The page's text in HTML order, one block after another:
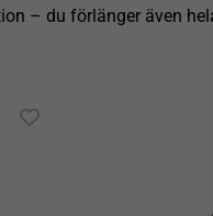
– du förlänger även